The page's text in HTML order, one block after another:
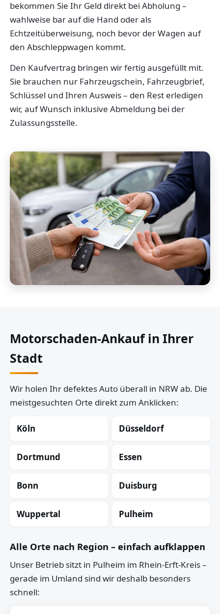
bekommen Sie Ihr Geld direkt bei Abholung –
wahlweise bar auf die Hand oder als
Echtzeitüberweisung, noch bevor der Wagen auf
den Abschleppwagen kommt.
Den Kaufvertrag bringen wir fertig ausgefüllt mit.
Sie brauchen nur Fahrzeugschein, Fahrzeugbrief,
Schlüssel und Ihren Ausweis – den Rest erledigen
wir, auf Wunsch inklusive Abmeldung bei der
Zulassungsstelle.
Motorschaden-Ankauf in Ihrer
Stadt
Wir holen Ihr defektes Auto überall in NRW ab. Die
meistgesuchten Orte direkt zum Anklicken:
Köln Düsseldorf
Dortmund Essen
Bonn Duisburg
Wuppertal Pulheim
Alle Orte nach Region – einfach aufklappen
Unser Betrieb sitzt in Pulheim im Rhein-Erft-Kreis –
gerade im Umland sind wir deshalb besonders
schnell: